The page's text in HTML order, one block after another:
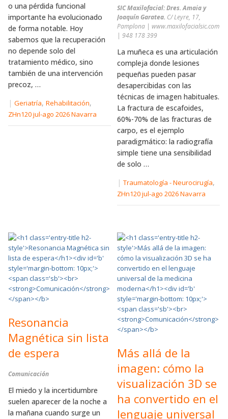
o una pérdida funcional
importante ha evolucionado
de forma notable. Hoy
sabemos que la recuperación
no depende solo del
tratamiento médico, sino
también de una intervención
precoz, …
| Geriatría, Rehabilitación,
ZHn120 jul-ago 2026 Navarra
SIC Maxilofacial: Dres. Amaia y
Joaquín Garatea. C/ Leyre, 17,
Pamplona | www.maxilofacialsic.com
| 948 178 399
La muñeca es una articulación
compleja donde lesiones
pequeñas pueden pasar
desapercibidas con las
técnicas de imagen habituales.
La fractura de escafoides,
60%-70% de las fracturas de
carpo, es el ejemplo
paradigmático: la radiografía
simple tiene una sensibilidad
de solo …
|Traumatología - Neurocirugía,
ZHn120 jul-ago 2026 Navarra
Resonancia
Magnética sin lista
de espera
Comunicación
El miedo y la incertidumbre
suelen aparecer de la noche a
la mañana cuando surge un
Más allá de la
imagen: cómo la
visualización 3D se
ha convertido en el
lenguaje universal